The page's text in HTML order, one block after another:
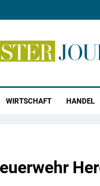
WIRTSCHAFT HANDEL